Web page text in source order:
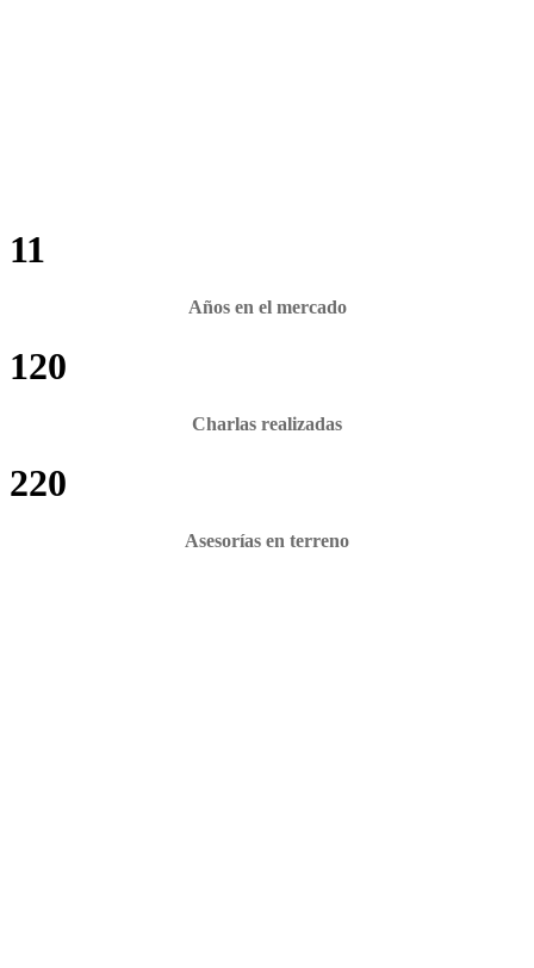
11
Años en el mercado
120
Charlas realizadas
220
Asesorías en terreno